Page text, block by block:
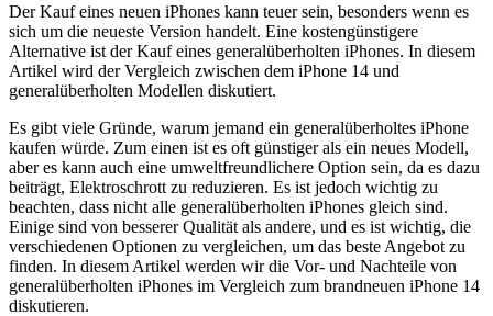
Der Kauf eines neuen iPhones kann teuer sein, besonders wenn es
sich um die neueste Version handelt. Eine kostengünstigere
Alternative ist der Kauf eines generalüberholten iPhones. In diesem
Artikel wird der Vergleich zwischen dem iPhone 14 und
generalüberholten Modellen diskutiert.
Es gibt viele Gründe, warum jemand ein generalüberholtes iPhone
kaufen würde. Zum einen ist es oft günstiger als ein neues Modell,
aber es kann auch eine umweltfreundlichere Option sein, da es dazu
beiträgt, Elektroschrott zu reduzieren. Es ist jedoch wichtig zu
beachten, dass nicht alle generalüberholten iPhones gleich sind.
Einige sind von besserer Qualität als andere, und es ist wichtig, die
verschiedenen Optionen zu vergleichen, um das beste Angebot zu
finden. In diesem Artikel werden wir die Vor- und Nachteile von
generalüberholten iPhones im Vergleich zum brandneuen iPhone 14
diskutieren.